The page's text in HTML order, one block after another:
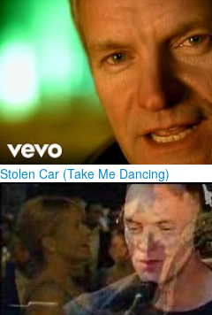
Stolen Car (Take Me Dancing)